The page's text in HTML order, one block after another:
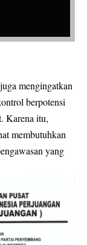
mengingatkan
berpotensi
Karena itu,
membutuhkan
yang